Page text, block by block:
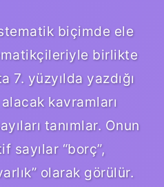
biçimde ele
birlikte
7. yüzyılda yazdığı
kavramları
tanımlar. Onun
sayılar “borç”,
olarak görülür.